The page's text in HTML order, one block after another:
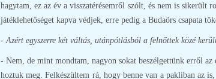
hagytam, ez az év a visszatérésemről szólt, és nem is
játéklehetőséget kapva védjek, erre pedig a Budaörs csapata
- Azért egyszerre két váltás, utánpótlásból a felnőttek közé
- Nem, de mint mondtam, nagyon sokat beszélgettünk erről
hoztuk meg. Felkészültem rá, hogy benne van a pakliban az